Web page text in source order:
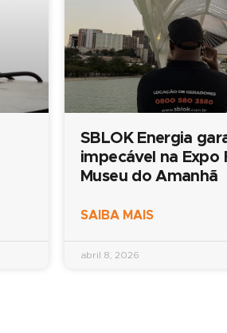
SBLOK Energia
impecável na Expo
Museu do Amanhã
SAIBA MAIS
abril 8, 2026